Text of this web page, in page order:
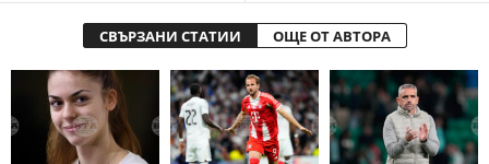
СВЪРЗАНИ СТАТИИ ОЩЕ ОТ АВТОРА